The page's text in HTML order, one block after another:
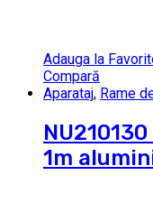
Adauga la
Compară
Aparataj, Rame
1m